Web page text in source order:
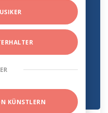
KÜNSTLERN